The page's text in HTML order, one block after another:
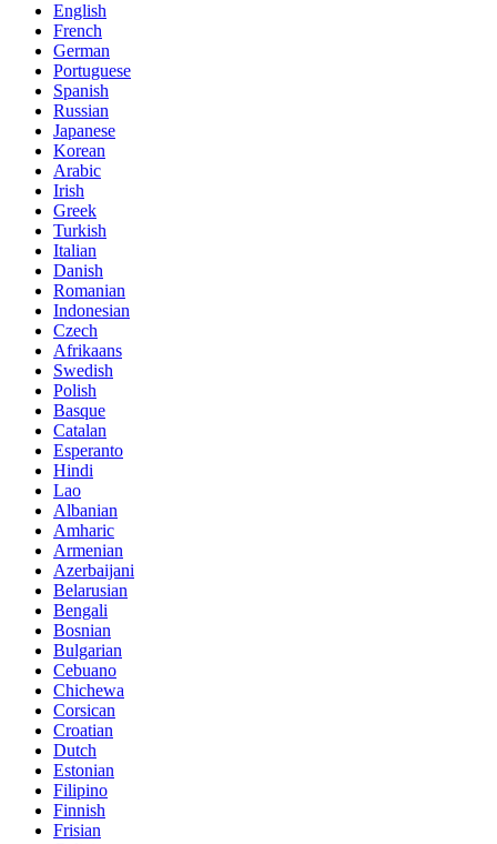
English
French
German
Portuguese
Spanish
Russian
Japanese
Korean
Arabic
Irish
Greek
Turkish
Italian
Danish
Romanian
Indonesian
Czech
Afrikaans
Swedish
Polish
Basque
Catalan
Esperanto
Hindi
Lao
Albanian
Amharic
Armenian
Azerbaijani
Belarusian
Bengali
Bosnian
Bulgarian
Cebuano
Chichewa
Corsican
Croatian
Dutch
Estonian
Filipino
Finnish
Frisian